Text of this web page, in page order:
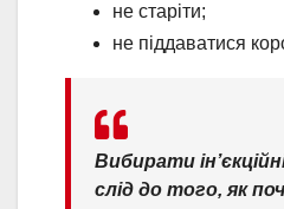
не старіти;
не піддаватися
Вибирати
слід до того, як